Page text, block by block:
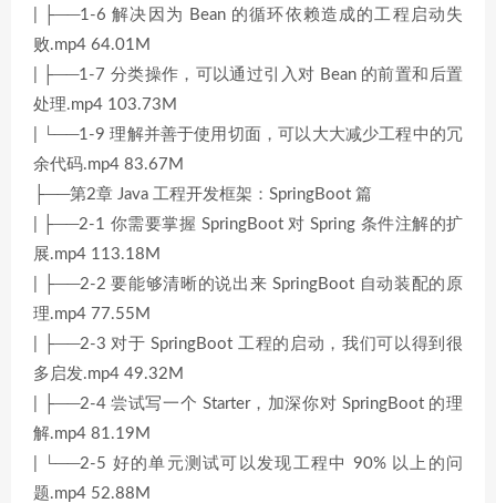
| ├──1-6 解决因为 Bean 的循环依赖造成的工程启动失
败.mp4 64.01M
| ├──1-7 分类操作，可以通过引入对 Bean 的前置和后置
处理.mp4 103.73M
| └──1-9 理解并善于使用切面，可以大大减少工程中的冗
余代码.mp4 83.67M
├──第2章 Java 工程开发框架：SpringBoot 篇
| ├──2-1 你需要掌握 SpringBoot 对 Spring 条件注解的扩
展.mp4 113.18M
| ├──2-2 要能够清晰的说出来 SpringBoot 自动装配的原
理.mp4 77.55M
| ├──2-3 对于 SpringBoot 工程的启动，我们可以得到很
多启发.mp4 49.32M
| ├──2-4 尝试写一个 Starter，加深你对 SpringBoot 的理
解.mp4 81.19M
| └──2-5 好的单元测试可以发现工程中 90% 以上的问
题.mp4 52.88M